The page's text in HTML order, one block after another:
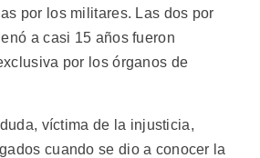
por los militares. Las dos por
a casi 15 años fueron
por los órganos de
víctima de la injusticia,
cuando se dio a conocer la